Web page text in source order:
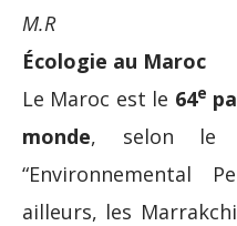
M.R
Écologie au Maroc
Le Maroc est le 64e
monde, selon le
“Environnemental
ailleurs, les